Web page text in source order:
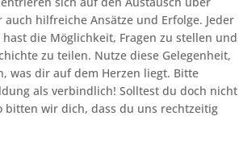
auch hilfreiche Ansätze und Erfolge. Jeder
die Möglichkeit, Fragen zu stellen und
zu teilen. Nutze diese Gelegenheit,
was dir auf dem Herzen liegt. Bitte
als verbindlich! Solltest du doch nicht
bitten wir dich, dass du uns rechtzeitig